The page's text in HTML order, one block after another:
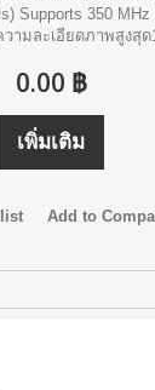
Supports 350
ามละเอียดภาพสูงสุด
0.00 ฿
เพิ่มเติม
Add to